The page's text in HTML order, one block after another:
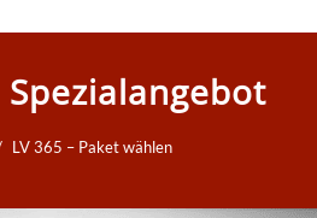
Spezialangebot
LV 365 – Paket wählen